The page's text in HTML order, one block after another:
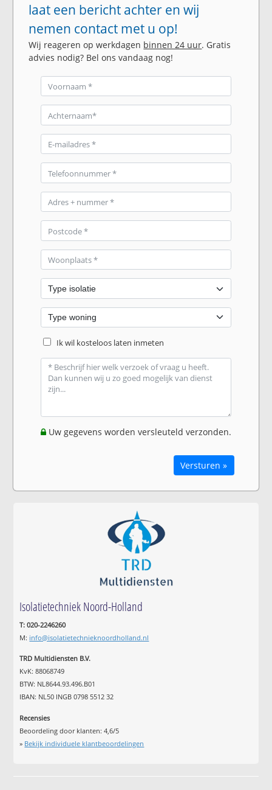
laat een bericht achter en wij
nemen contact met u op!
Wij reageren op werkdagen binnen 24 uur. Gratis
advies nodig? Bel ons vandaag nog!
Ik wil kosteloos laten inmeten
Uw gegevens worden versleuteld verzonden.
Versturen »
Isolatietechniek Noord-Holland
T: 020-2246260
M: info@isolatietechnieknoordholland.nl
TRD Multidiensten B.V.
KvK: 88068749
BTW: NL8644.93.496.B01
IBAN: NL50 INGB 0798 5512 32
Recensies
Beoordeling door klanten:4,6/5
» Bekijk individuele klantbeoordelingen